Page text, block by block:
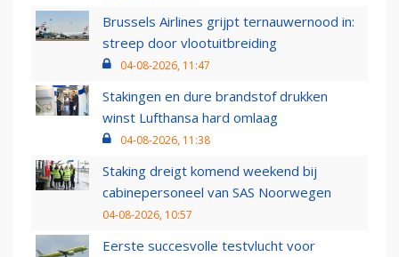
Brussels Airlines grijpt ternauwernood in:
streep door vlootuitbreiding
04-08-2026, 11:47
Stakingen en dure brandstof drukken
winst Lufthansa hard omlaag
04-08-2026, 11:38
Staking dreigt komend weekend bij
cabinepersoneel van SAS Noorwegen
04-08-2026, 10:57
Eerste succesvolle testvlucht voor